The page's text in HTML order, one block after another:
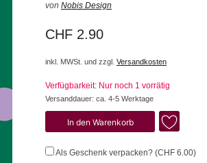
von Nobis Design
CHF 2.90
inkl. MWSt. und zzgl. Versandkosten
Verfügbarkeit: Nur noch 1 vorrätig
Versanddauer: ca. 4-5 Werktage
Merry
Christmas
Menge
In den Warenkorb
Als Geschenk verpacken? (CHF 6.00)